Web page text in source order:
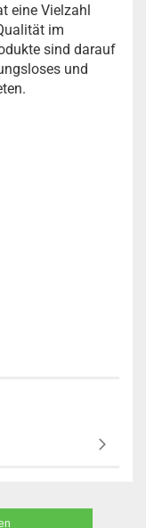
eine Vielzahl
im
sind darauf
und